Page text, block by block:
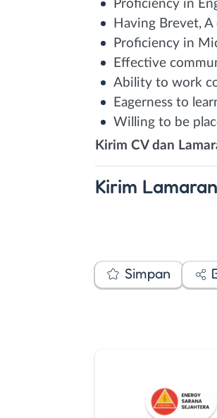
Proficiency in
Having Brevet,
Proficiency in
Effective
Ability to work
Eagerness to
Willing to be
Kirim CV dan
Kirim Lamaran
Simpan